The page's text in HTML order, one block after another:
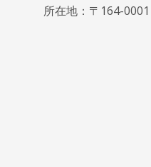
所在地：〒164-